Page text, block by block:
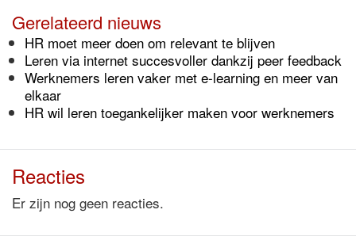
Gerelateerd nieuws
HR moet meer doen om relevant te blijven
Leren via internet succesvoller dankzij peer feedback
Werknemers leren vaker met e-learning en meer van
elkaar
HR wil leren toegankelijker maken voor werknemers
Reacties
Er zijn nog geen reacties.